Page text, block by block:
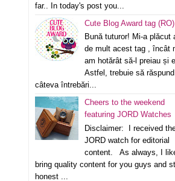
far.. In today's post you...
Cute Blog Award tag (RO)
Bună tuturor! Mi-a plăcut
de mult acest tag , încât
am hotărât să-l preiau și
Astfel, trebuie să
câteva întrebări...
Cheers to the weekend
featuring JORD Watches
Disclaimer: I received
JORD watch for editorial
content. As always, I
bring quality content for you guys and
honest ...